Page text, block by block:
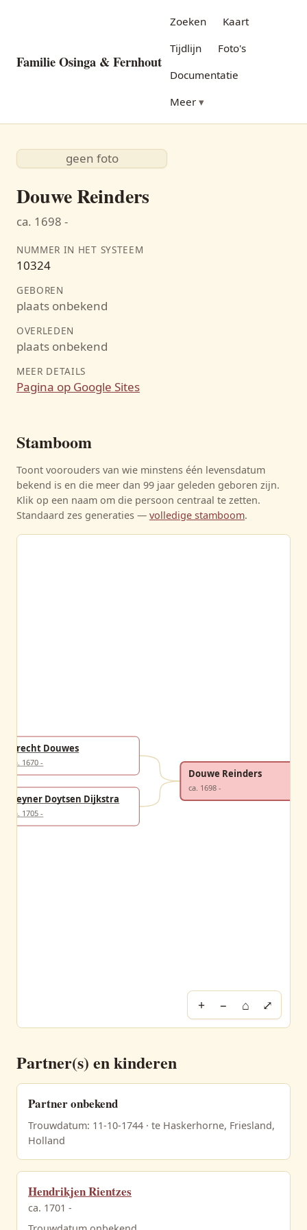
Familie Osinga & Fernhout
Zoeken
Kaart
Tijdlijn
Foto's
Documentatie
Meer
geen foto
Douwe Reinders
ca. 1698 -
NUMMER IN HET SYSTEEM
10324
GEBOREN
plaats onbekend
OVERLEDEN
plaats onbekend
MEER DETAILS
Pagina op Google Sites
Stamboom
Toont voorouders van wie minstens één levensdatum
bekend is en die meer dan 99 jaar geleden geboren zijn.
Klik op een naam om die persoon centraal te zetten.
Standaard zes generaties — volledige stamboom.
Brecht Douwes
ca. 1670 -
Reyner Doytsen Dijkstra
ca. 1705 -
Douwe Reinders
ca. 1698 -
+ − ⌂ ⤢
Partner(s) en kinderen
Partner onbekend
Trouwdatum: 11-10-1744 · te Haskerhorne, Friesland,
Holland
Hendrikjen Rientzes
ca. 1701 -